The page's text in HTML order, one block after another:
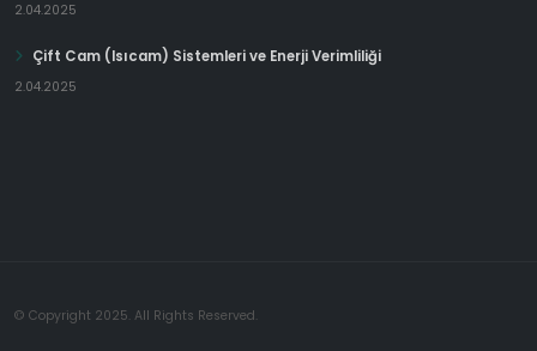
2.04.2025
Çift Cam (Isıcam) Sistemleri ve Enerji Verimliliği
2.04.2025
© Copyright 2025. All Rights Reserved.